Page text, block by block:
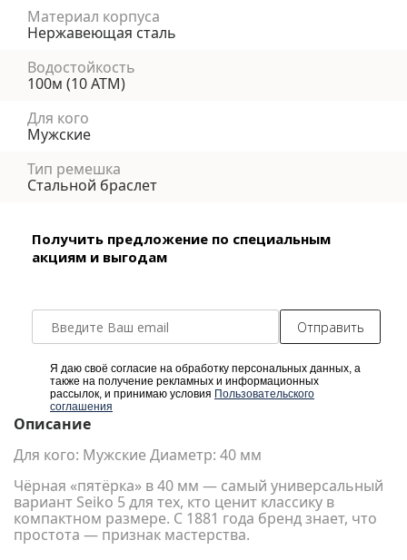
Материал корпуса
Нержавеющая сталь
Водостойкость
100м (10 АТМ)
Для кого
Мужские
Тип ремешка
Стальной браслет
Получить предложение по специальным
акциям и выгодам
Отправить
Я даю своё согласие на обработку персональных данных, а
также на получение рекламных и информационных
рассылок, и принимаю условия Пользовательского
соглашения
Описание
Для кого: Мужские Диаметр: 40 мм
Чёрная «пятёрка» в 40 мм — самый универсальный
вариант Seiko 5 для тех, кто ценит классику в
компактном размере. С 1881 года бренд знает, что
простота — признак мастерства.